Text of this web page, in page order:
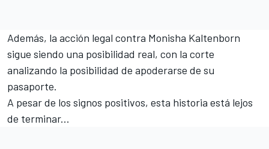
Además, la acción legal contra Monisha Kaltenborn
sigue siendo una posibilidad real, con la corte
analizando la posibilidad de apoderarse de su
pasaporte.
A pesar de los signos positivos, esta historia está lejos
de terminar...